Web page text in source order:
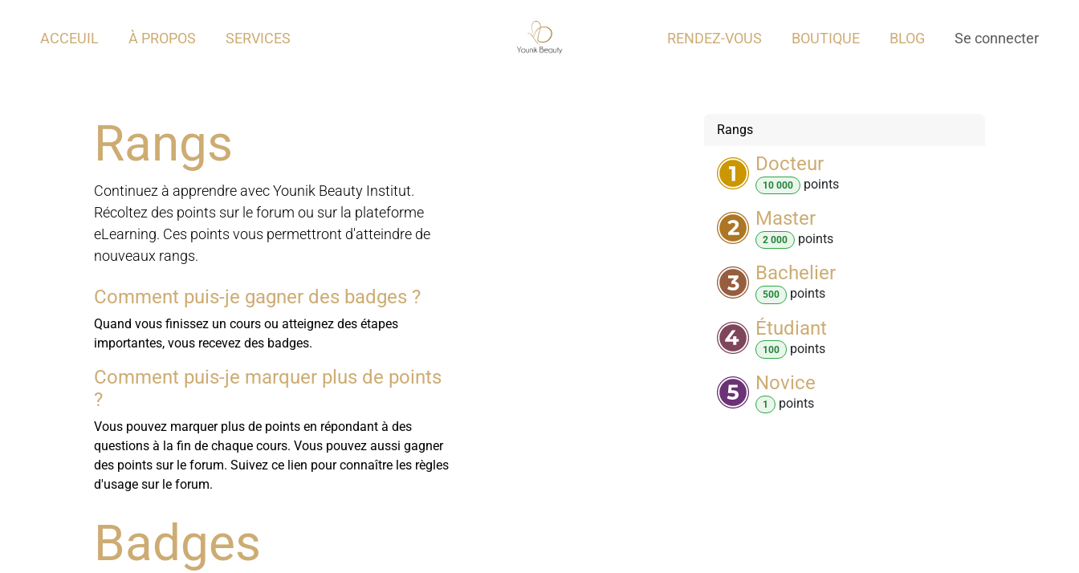
ACCEUIL À PROPOS SERVICES RENDEZ-VOUS BOUTIQUE BLOG Se connecter
Rangs
Continuez à apprendre avec Younik Beauty Institut.
Récoltez des points sur le forum ou sur la plateforme
eLearning. Ces points vous permettront d'atteindre de
nouveaux rangs.
Comment puis-je gagner des badges ?
Quand vous finissez un cours ou atteignez des étapes
importantes, vous recevez des badges.
Comment puis-je marquer plus de points
?
Vous pouvez marquer plus de points en répondant à des
questions à la fin de chaque cours. Vous pouvez aussi gagner
des points sur le forum. Suivez ce lien pour connaître les règles
d'usage sur le forum.
Rangs
Docteur
10 000 points
Master
2 000 points
Bachelier
500 points
Étudiant
100 points
Novice
1 points
Badges